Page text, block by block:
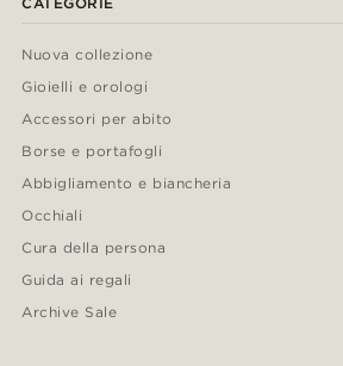
Nuova collezione
Gioielli e orologi
Accessori per abito
Borse e portafogli
Abbigliamento e biancheria
Occhiali
Cura della persona
Guida ai regali
Archive Sale